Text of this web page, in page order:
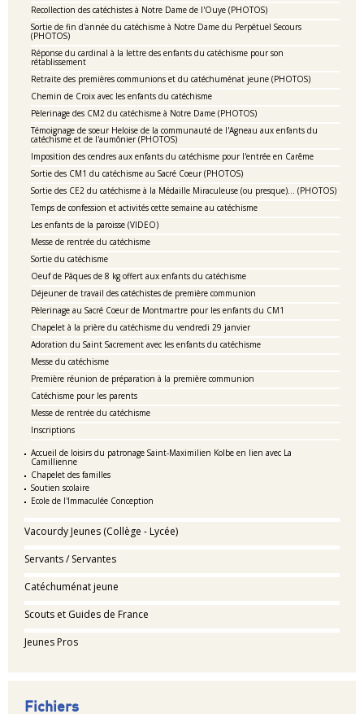
Recollection des catéchistes à Notre Dame de l'Ouye (PHOTOS)
Sortie de fin d'année du catéchisme à Notre Dame du Perpétuel Secours
(PHOTOS)
Réponse du cardinal à la lettre des enfants du catéchisme pour son
rétablissement
Retraite des premières communions et du catéchuménat jeune (PHOTOS)
Chemin de Croix avec les enfants du catéchisme
Pèlerinage des CM2 du catéchisme à Notre Dame (PHOTOS)
Témoignage de soeur Heloise de la communauté de l'Agneau aux enfants du
catéchisme et de l'aumônier (PHOTOS)
Imposition des cendres aux enfants du catéchisme pour l'entrée en Carême
Sortie des CM1 du catéchisme au Sacré Coeur (PHOTOS)
Sortie des CE2 du catéchisme à la Médaille Miraculeuse (ou presque)... (PHOTOS)
Temps de confession et activités cette semaine au catéchisme
Les enfants de la paroisse (VIDEO)
Messe de rentrée du catéchisme
Sortie du catéchisme
Oeuf de Pâques de 8 kg offert aux enfants du catéchisme
Déjeuner de travail des catéchistes de première communion
Pèlerinage au Sacré Coeur de Montmartre pour les enfants du CM1
Chapelet à la prière du catéchisme du vendredi 29 janvier
Adoration du Saint Sacrement avec les enfants du catéchisme
Messe du catéchisme
Première réunion de préparation à la première communion
Catéchisme pour les parents
Messe de rentrée du catéchisme
Inscriptions
Accueil de loisirs du patronage Saint-Maximilien Kolbe en lien avec La
Camillienne
Chapelet des familles
Soutien scolaire
Ecole de l'Immaculée Conception
Vacourdy Jeunes (Collège - Lycée)
Servants / Servantes
Catéchuménat jeune
Scouts et Guides de France
Jeunes Pros
Fichiers